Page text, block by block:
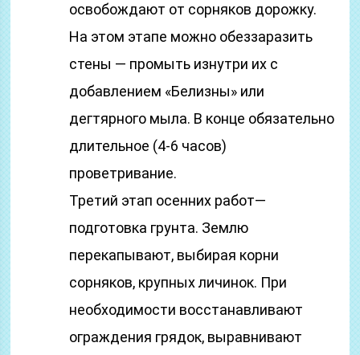
освобождают от сорняков дорожку.
На этом этапе можно обеззаразить
стены — промыть изнутри их с
добавлением «Белизны» или
дегтярного мыла. В конце обязательно
длительное (4-6 часов)
проветривание.
Третий этап осенних работ—
подготовка грунта. Землю
перекапывают, выбирая корни
сорняков, крупных личинок. При
необходимости восстанавливают
ограждения грядок, выравнивают